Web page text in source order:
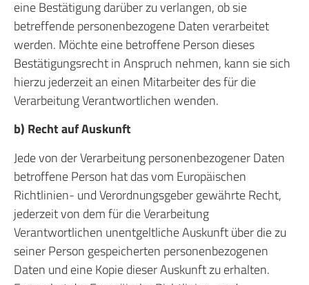
eine Bestätigung darüber zu verlangen, ob sie
betreffende personenbezogene Daten verarbeitet
werden. Möchte eine betroffene Person dieses
Bestätigungsrecht in Anspruch nehmen, kann sie sich
hierzu jederzeit an einen Mitarbeiter des für die
Verarbeitung Verantwortlichen wenden.
b) Recht auf Auskunft
Jede von der Verarbeitung personenbezogener Daten
betroffene Person hat das vom Europäischen
Richtlinien- und Verordnungsgeber gewährte Recht,
jederzeit von dem für die Verarbeitung
Verantwortlichen unentgeltliche Auskunft über die zu
seiner Person gespeicherten personenbezogenen
Daten und eine Kopie dieser Auskunft zu erhalten.